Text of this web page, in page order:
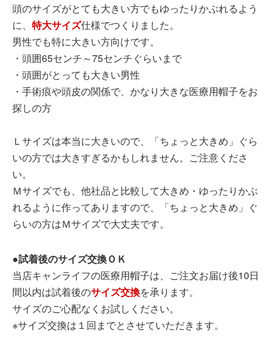
頭のサイズがとても大きい方でもゆったりかぶれるよう
に、 特大サイズ仕様でつくりました。
男性でも特に大きい方向けです。
・頭囲65センチ～75センチぐらいまで
・頭囲がとっても大きい男性
・手術痕や頭皮の関係で、かなり大きな医療用帽子をお
探しの方
Ｌサイズは本当に大きいので、「ちょっと大きめ」ぐら
いの方では大きすぎるかもしれません。ご注意くださ
い。
Ｍサイズでも、他社品と比較して大きめ・ゆったりかぶ
れるように作ってありますので、「ちょっと大きめ」ぐ
らいの方はＭサイズで大丈夫です。
●試着後のサイズ交換ＯＫ
当店キャンライフの医療用帽子は、ご注文お届け後10日
間以内は試着後のサイズ交換を承ります。
サイズのご心配なくお試しください。
※サイズ交換は１回までとさせていただきます。